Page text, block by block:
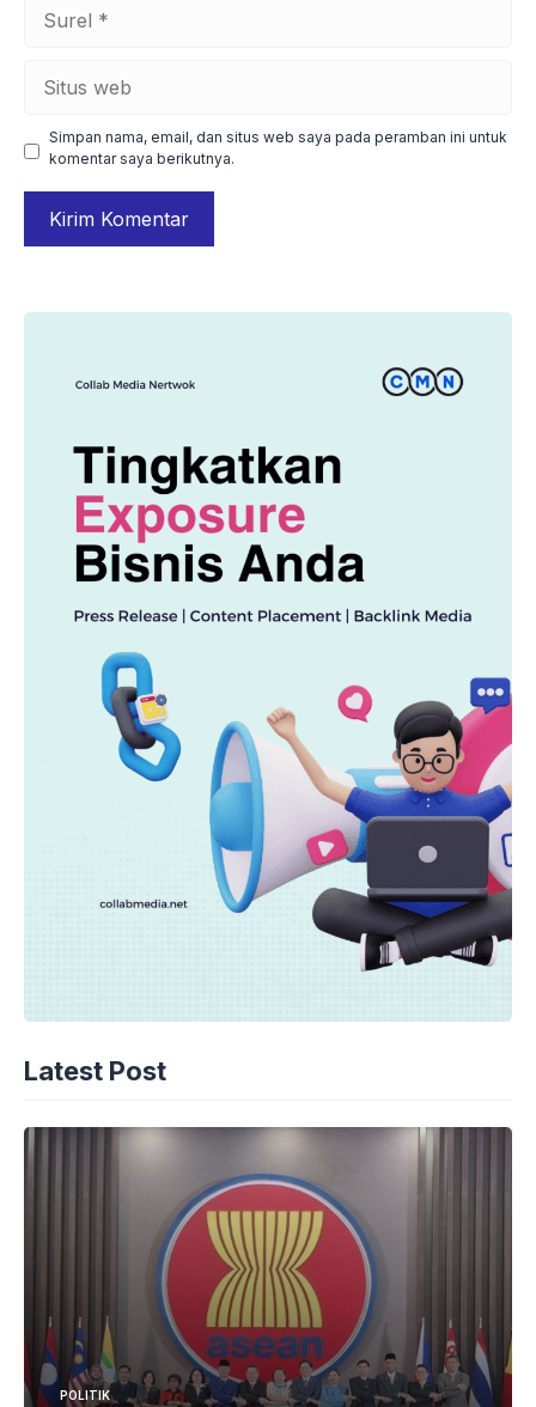
web
Simpan nama, email, dan situs web saya pada peramban ini untuk
komentar saya berikutnya.
Latest Post
POLITIK